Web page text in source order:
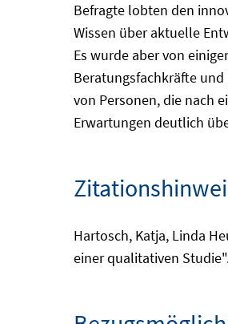
Befragte lobten den
Wissen über aktuelle
Es wurde aber von
Beratungsfachkräfte
von Personen, die nach
Erwartungen deutlich
Hartosch, Katja, Linda
einer qualitativen